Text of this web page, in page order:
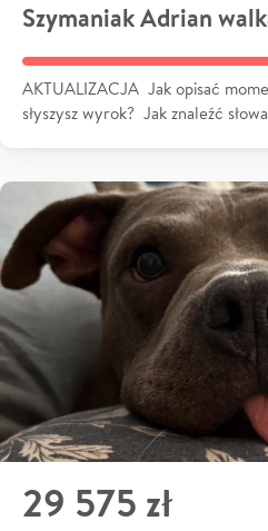
Szymaniak Adrian
AKTUALIZACJA Jak opisać
słyszysz wyrok? Jak znaleźć
29 575 zł